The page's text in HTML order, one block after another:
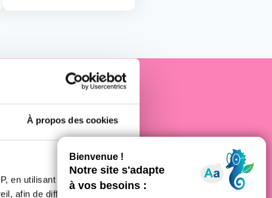
À propos des cookies
en utilisant des
afin de diffuser des
cancer